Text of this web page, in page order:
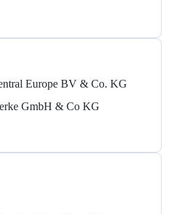
Europe BV & Co. KG
GmbH & Co KG